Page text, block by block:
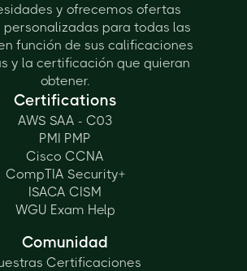
y ofrecemos ofertas
personalizadas para todas las
función de sus calificaciones
y la certificación que quieran
obtener.
Certifications
AWS SAA - C03
PMI PMP
Cisco CCNA
CompTIA Security+
ISACA CISM
WGU Exam Help
Comunidad
Certificaciones